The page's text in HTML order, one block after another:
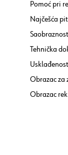
Pomoć pri
Najčešća
Tehnička
Obrazac za
Obrazac